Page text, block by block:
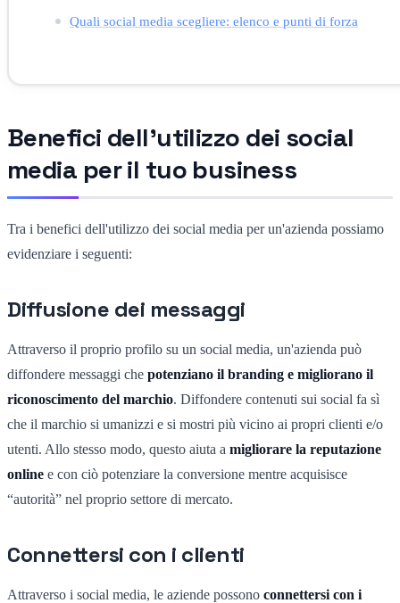
Quali social media scegliere: elenco e punti di forza
Benefici dell'utilizzo dei social
media per il tuo business
Tra i benefici dell'utilizzo dei social media per un'azienda possiamo
evidenziare i seguenti:
Diffusione dei messaggi
Attraverso il proprio profilo su un social media, un'azienda può
diffondere messaggi che potenziano il branding e migliorano il
riconoscimento del marchio. Diffondere contenuti sui social fa sì
che il marchio si umanizzi e si mostri più vicino ai propri clienti e/o
utenti. Allo stesso modo, questo aiuta a migliorare la reputazione
online e con ciò potenziare la conversione mentre acquisisce
“autorità” nel proprio settore di mercato.
Connettersi con i clienti
Attraverso i social media, le aziende possono connettersi con i